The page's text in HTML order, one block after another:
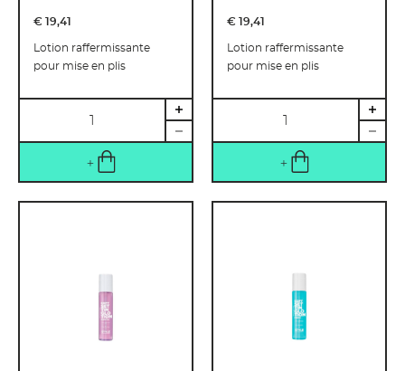
€ 19,41
Lotion raffermissante
pour mise en plis
€ 19,41
Lotion raffermissante
pour mise en plis